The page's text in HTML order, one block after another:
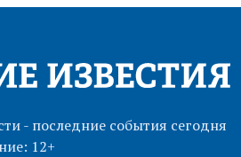
- последние события сегодня
12+